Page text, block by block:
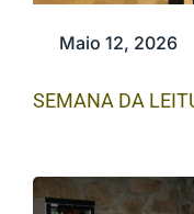
Maio 12, 2026
SEMANA DA